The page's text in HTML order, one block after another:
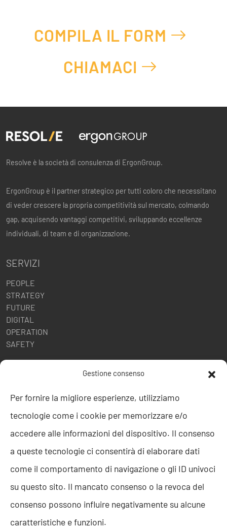
Gestione consenso
Per fornire la migliore esperienze, utilizziamo
tecnologie come i cookie per memorizzare e/o
accedere alle informazioni del dispositivo. Il consenso
a queste tecnologie ci consentirà di elaborare dati
come il comportamento di navigazione o gli ID univoci
su questo sito. Il mancato consenso o la revoca del
consenso possono influire negativamente su alcune
caratteristiche e funzioni.
COMPILA IL FORM
CHIAMACI
Resolve è la società di consulenza di ErgonGroup.
ErgonGroup è il partner strategico per tutti coloro che necessitano
di veder crescere la propria competitività sul mercato, colmando
gap, acquisendo vantaggi competitivi, sviluppando eccellenze
individuali, di team e di organizzazione.
SERVIZI
PEOPLE
STRATEGY
FUTURE
DIGITAL
OPERATION
SAFETY
POLITICHE AZIENDALI
ISO 27001
Codice etico
Segnalazione Whistleblowing
Politica per la Parità di Genere
Politica per la sicurezza delle informazioni
TEAM RESOLVE